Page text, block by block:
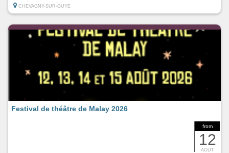
CHEVAGNY-SUR-GUYE
from
12
AOUT
Festival de théâtre de Malay 2026